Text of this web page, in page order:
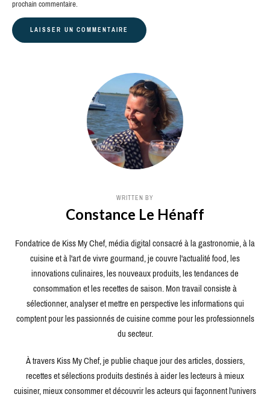
prochain commentaire.
WRITTEN BY
Constance Le Hénaff
Fondatrice de Kiss My Chef, média digital consacré à la gastronomie, à la
cuisine et à l'art de vivre gourmand, je couvre l'actualité food, les
innovations culinaires, les nouveaux produits, les tendances de
consommation et les recettes de saison. Mon travail consiste à
sélectionner, analyser et mettre en perspective les informations qui
comptent pour les passionnés de cuisine comme pour les professionnels
du secteur.
À travers Kiss My Chef, je publie chaque jour des articles, dossiers,
recettes et sélections produits destinés à aider les lecteurs à mieux
cuisiner, mieux consommer et découvrir les acteurs qui façonnent l'univers